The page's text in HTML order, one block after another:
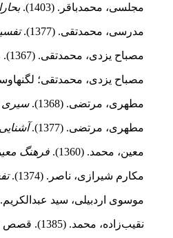
مجلسی، محمدباقر. (1403).
مدرسی، محمدتقی. (1377).
مصباح یزدی، محمدتقی. (1367).
مصباح یزدی، محمدتقی؛ لگنهاوسن، محمد. (1375).
مطهری، مرتضی. (1368). سیری
مطهری، مرتضی. (1377).
معین، محمد. (1360). فرهنگ
مکارم شیرازی، ناصر. (1374).
موسوی اردبیلی، سید عبدالکریم. (1375). مشکل ما در فهم
نقیب‌زاده، محمد. (1385). قصص قرآن در آیینۀ واقع‌نمایی.